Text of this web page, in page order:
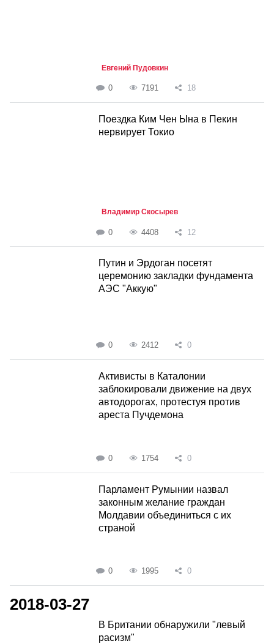
Евгений Пудовкин
0 7191 18
Поездка Ким Чен Ына в Пекин
нервирует Токио
Владимир Скосырев
0 4408 12
Путин и Эрдоган посетят
церемонию закладки фундамента
АЭС "Аккую"
0 2412 0
Активисты в Каталонии
заблокировали движение на двух
автодорогах, протестуя против
ареста Пучдемона
0 1754 0
Парламент Румынии назвал
законным желание граждан
Молдавии объединиться с их
страной
0 1995 0
2018-03-27
В Британии обнаружили "левый
расизм"